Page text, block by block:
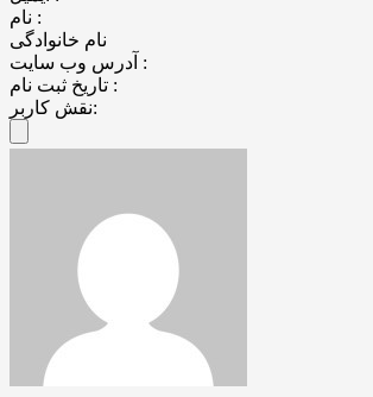
نام :
نام خانوادگی
آدرس وب سایت :
تاریخ ثبت نام :
نقش کاربر: